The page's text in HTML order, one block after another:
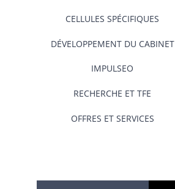
CELLULES SPÉCIFIQUES
DÉVELOPPEMENT DU CABINET
IMPULSEO
RECHERCHE ET TFE
OFFRES ET SERVICES